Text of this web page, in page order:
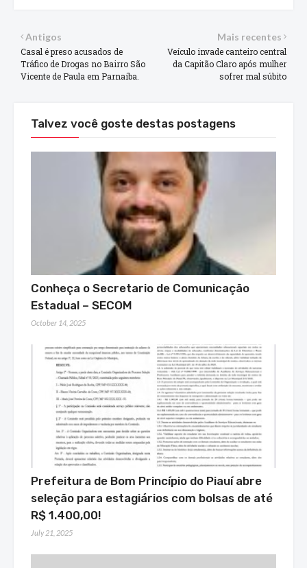
Mais recentes
Veículo invade canteiro central
da Capitão Claro após mulher
sofrer mal súbito
Antigos
Casal é preso acusados de
Tráfico de Drogas no Bairro São
Vicente de Paula em Parnaíba.
Talvez você goste destas postagens
Conheça o Secretario de Comunicação
Estadual – SECOM
October 14, 2025
Prefeitura de Bom Princípio do Piauí abre
seleção para estagiários com bolsas de até
R$ 1.400,00!
July 21, 2025